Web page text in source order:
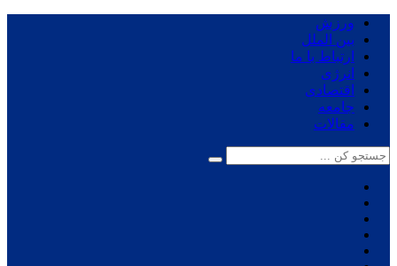
ورزش
بین الملل
ارتباط با ما
انرژی
اقتصادی
جامعه
مقالات